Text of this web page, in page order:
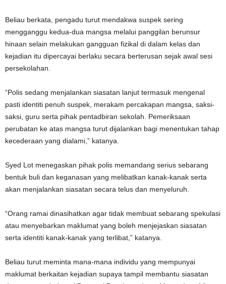
Beliau berkata, pengadu turut mendakwa suspek sering
mengganggu kedua-dua mangsa melalui panggilan berunsur
hinaan selain melakukan gangguan fizikal di dalam kelas dan
kejadian itu dipercayai berlaku secara berterusan sejak awal sesi
persekolahan.
“Polis sedang menjalankan siasatan lanjut termasuk mengenal
pasti identiti penuh suspek, merakam percakapan mangsa, saksi-
saksi, guru serta pihak pentadbiran sekolah. Pemeriksaan
perubatan ke atas mangsa turut dijalankan bagi menentukan tahap
kecederaan yang dialami,” katanya.
Syed Lot menegaskan pihak polis memandang serius sebarang
bentuk buli dan keganasan yang melibatkan kanak-kanak serta
akan menjalankan siasatan secara telus dan menyeluruh.
“Orang ramai dinasihatkan agar tidak membuat sebarang spekulasi
atau menyebarkan maklumat yang boleh menjejaskan siasatan
serta identiti kanak-kanak yang terlibat,” katanya.
Beliau turut meminta mana-mana individu yang mempunyai
maklumat berkaitan kejadian supaya tampil membantu siasatan